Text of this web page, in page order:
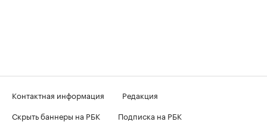
Контактная информация
Редакция
Скрыть баннеры на РБК
Подписка на РБК